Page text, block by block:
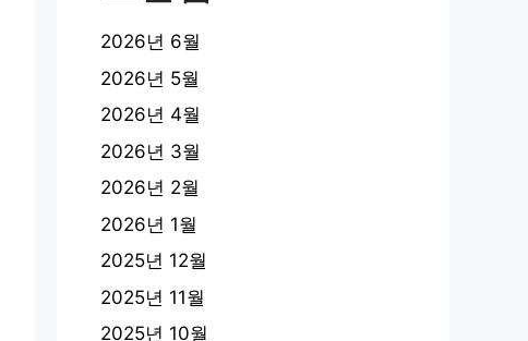
2026년 6월
2026년 5월
2026년 4월
2026년 3월
2026년 2월
2026년 1월
2025년 12월
2025년 11월
2025년 10월